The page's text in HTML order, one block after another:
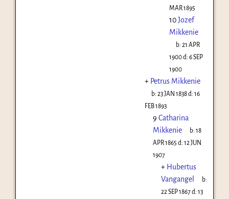
MAR 1895
10Jozef
Mikkenie
b:21 APR
1900d: 6 SEP
1900
+ Petrus Mikkenie
b:23 JAN 1838d:16
FEB 1893
9 Catharina
Mikkenie
b:18
APR 1865 d: 12 JUN
1907
+ Hubertus
Vangangel
b:
22 SEP 1867d: 13